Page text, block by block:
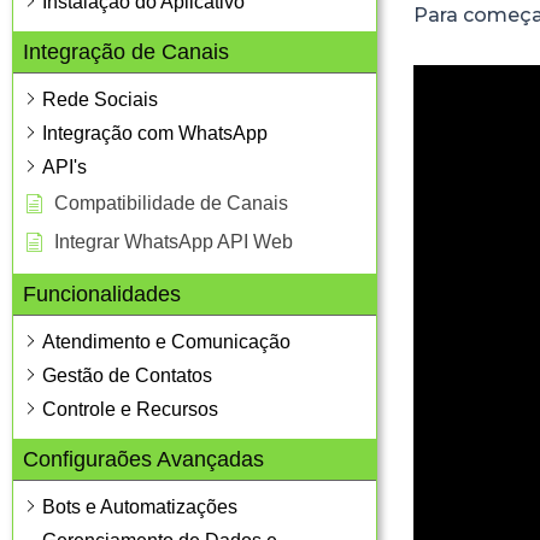
Integração de Canais
Rede Sociais
Integração com WhatsApp
API's
Compatibilidade de Canais
Integrar WhatsApp API Web
Funcionalidades
Atendimento e Comunicação
Gestão de Contatos
Controle e Recursos
Configuraões Avançadas
Bots e Automatizações
Para